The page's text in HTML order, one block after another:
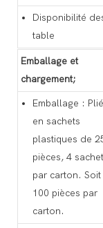
Disponibilité
table
Emballage et
chargement;
Emballage : Plié
en sachets
plastiques de
pièces, 4
par carton. Soit
100 pièces par
carton.